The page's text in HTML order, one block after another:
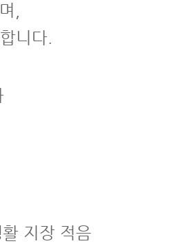
,
니다.
지장 적음